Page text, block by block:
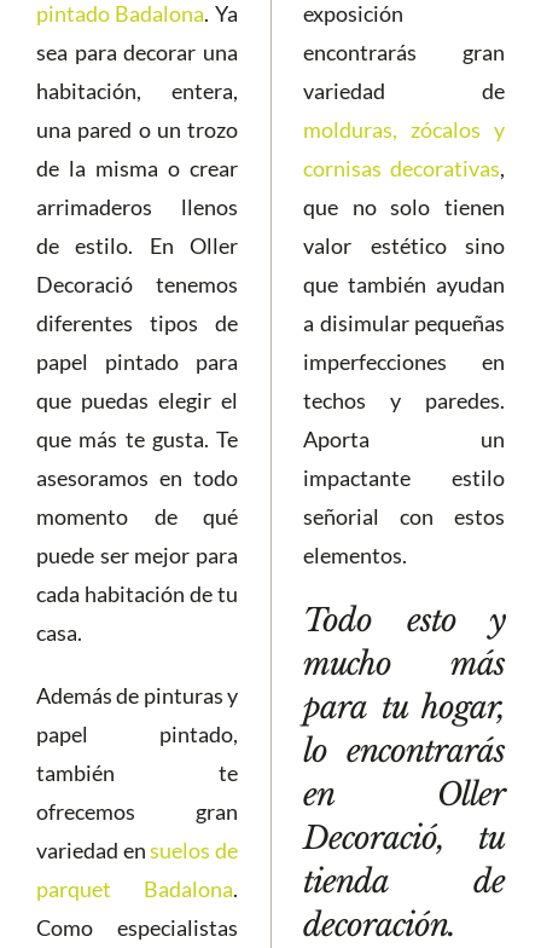
pintado Badalona. Ya
sea para decorar una
habitación, entera,
una pared o un trozo
de la misma o crear
arrimaderos llenos
de estilo. En Oller
Decoració tenemos
diferentes tipos de
papel pintado para
que puedas elegir el
que más te gusta. Te
asesoramos en todo
momento de qué
puede ser mejor para
cada habitación de tu
casa.
Además de pinturas y
papel pintado,
también te
ofrecemos gran
variedad ensuelos de
parquet Badalona.
Como especialistas
exposición
encontrarás gran
variedad de
molduras, zócalos y
cornisas decorativas,
que no solo tienen
valor estético sino
que también ayudan
a disimular pequeñas
imperfecciones en
techos y paredes.
Aporta un
impactante estilo
señorial con estos
elementos.
Todo esto y
mucho más
para tu hogar,
lo encontrarás
en Oller
Decoració, tu
tienda de
decoración.